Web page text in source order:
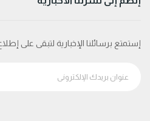
إستمتع برسائلنا الإخبارية لتبقى على إطلاع